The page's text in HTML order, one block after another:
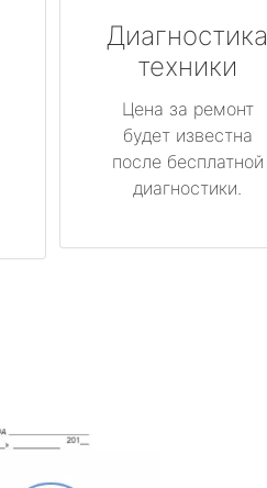
Диагностика
техники
Цена за ремонт
будет известна
после бесплатной
диагностики.